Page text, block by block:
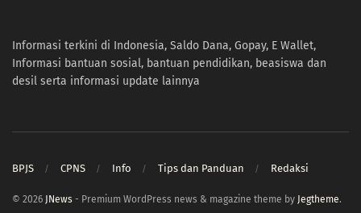
Informasi terkini di Indonesia, Saldo Dana, Gopay, E Wallet,
Informasi bantuan sosial, bantuan pendidikan, beasiswa dan
desil serta informasi update lainnya
BPJS CPNS Info Tips dan Panduan Redaksi
© 2026 JNews - Premium WordPress news & magazine theme by Jegtheme.